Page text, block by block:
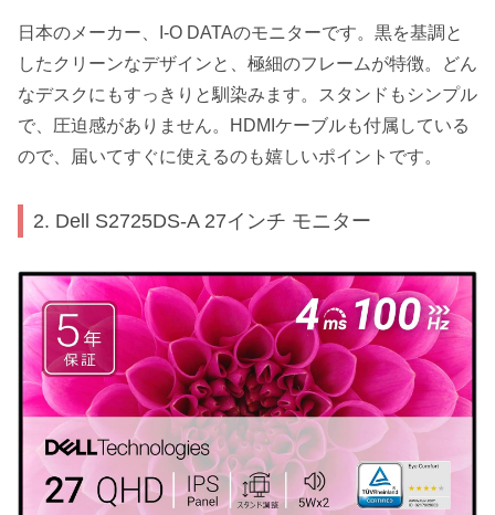
日本のメーカー、I-O DATAのモニターです。黒を基調と
したクリーンなデザインと、極細のフレームが特徴。どん
なデスクにもすっきりと馴染みます。スタンドもシンプル
で、圧迫感がありません。HDMIケーブルも付属している
ので、届いてすぐに使えるのも嬉しいポイントです。
2. Dell S2725DS-A 27インチ モニター